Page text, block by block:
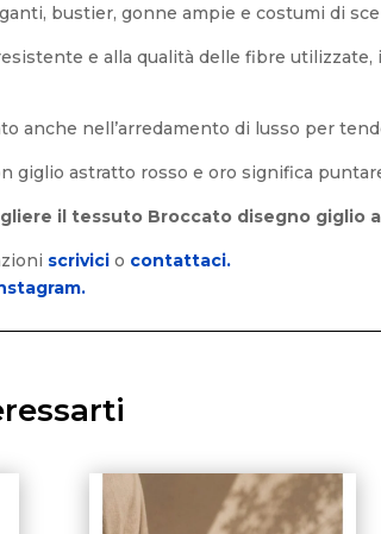
bustier, gonne ampie e costumi di
e alla qualità delle fibre
anche nell’arredamento di lusso per
giglio astratto rosso e oro significa
il tessuto Broccato disegno giglio
scrivici o contattaci.